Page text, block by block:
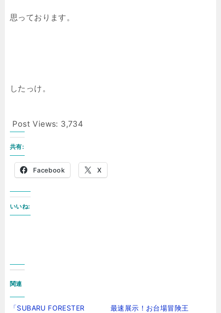
思っております。
したっけ。
Post Views: 3,734
共有:
Facebook X
いいね:
関連
「SUBARU FORESTER
最速展示！お台場冒険王